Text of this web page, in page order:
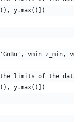
y.max()])
vmin=z_min,
limits of the data
y.max()])